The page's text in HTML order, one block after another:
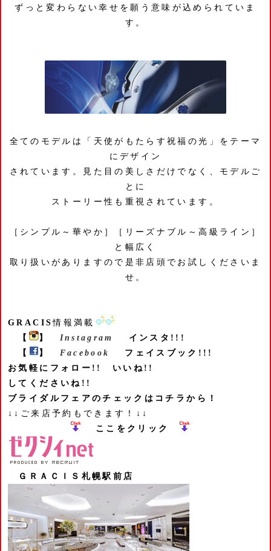
ずっと変わらない幸せを願う意味が込められていま
す。
全てのモデルは「天使がもたらす祝福の光」をテーマ
にデザイン
されています。見た目の美しさだけでなく、モデルご
とに
ストーリー性も重視されています。
［シンプル～華やか］［リーズナブル～高級ライン］
と幅広く
取り扱いがありますので是非店頭でお試しくださいま
せ。
GRACIS情報満載
【
】 Instagram
インスタ!!!
【
】 Facebook
フェイスブック!!!
お気軽にフォロー!! いいね!!
してくださいね!!
ブライダルフェアのチェックはコチラから！
↓↓ご来店予約もできます！↓↓
ここをクリック
ＧＲＡＣＩＳ札幌駅前店